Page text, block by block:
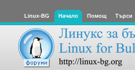
Linux-BG Начало Помощ Търси